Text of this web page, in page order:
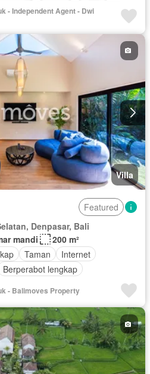
air Televisi
Garasi
- Independent Agent - Dwi
Villa
Featured
Denpasar, Bali
mandi
200 m²
Taman
Internet
Berperabot lengkap
- Balimoves Property